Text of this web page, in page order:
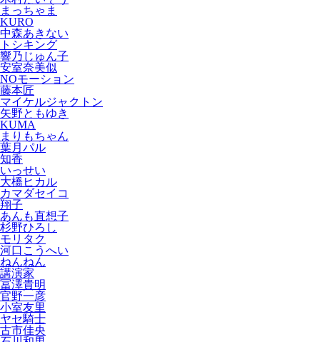
まっちゃま
KURO
中森あきない
トシキング
響乃じゅん子
安室奈美似
NOモーション
藤本匠
マイケルジャクトン
矢野ともゆき
KUMA
まりもちゃん
葉月パル
知香
いっせい
大橋ヒカル
カマダセイコ
翔子
あんも直想子
杉野ひろし
モリタク
河口こうへい
ねんねん
講演家
冨澤貴明
官野一彦
小室友里
ヤセ騎士
古市佳央